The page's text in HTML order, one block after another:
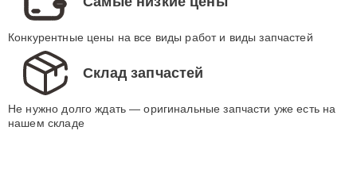
Конкурентные цены на все виды работ и виды запчастей
Склад запчастей
Не нужно долго ждать — оригинальные запчасти уже есть на
нашем складе